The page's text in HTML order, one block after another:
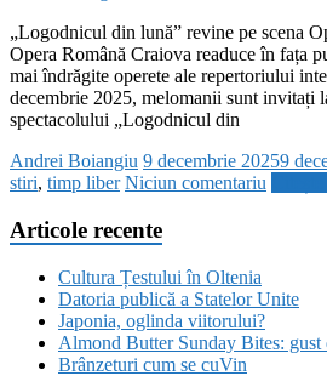
„Logodnicul din lună” revine pe scena
Opera Română Craiova readuce în fața
mai îndrăgite operete ale repertoriului
decembrie 2025, melomanii sunt invitați
spectacolului „Logodnicul din
Andrei Boiangiu 9 decembrie 20259
stiri, timp liber Niciun comentariu
Articole recente
Cultura Țestului în Oltenia
Datoria publică a Statelor Unite
Japonia, oglinda viitorului?
Almond Butter Sunday Bites: gust
Brânzeturi cum se cuVin